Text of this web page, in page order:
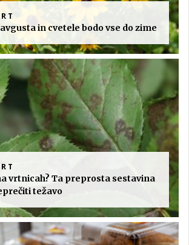
in cvetele bodo vse do zime
vrtnicah? Ta preprosta sestavina
težavo